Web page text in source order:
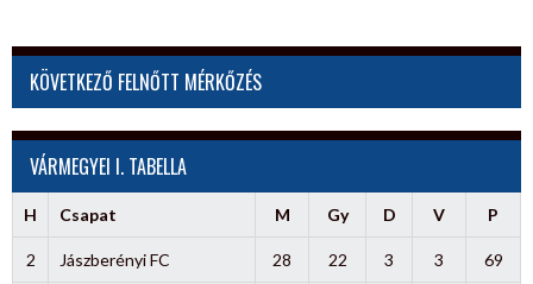
KÖVETKEZŐ FELNŐTT MÉRKŐZÉS
VÁRMEGYEI I. TABELLA
H Csapat M Gy D V P
2 Jászberényi FC 28 22 3 3 69